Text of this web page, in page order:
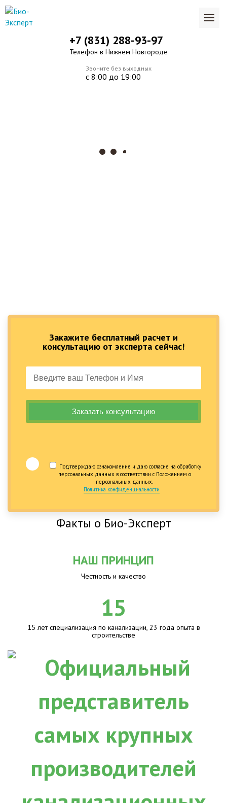
Закажите бесплатный расчет и
консультацию от эксперта сейчас!
Подтверждаю ознакомление и даю согласие на обработку
персональных данных в соответствии с Положением о
персональных данных.
Политика конфиденциальности
Звоните без выходных
с 8:00 до 19:00
+7 (831) 288-93-97
Телефон в Нижнем Новгороде
Факты о Био-Эксперт
НАШ ПРИНЦИП
Честность и качество
15
15 лет специализация по канализации, 23 года опыта в
строительстве